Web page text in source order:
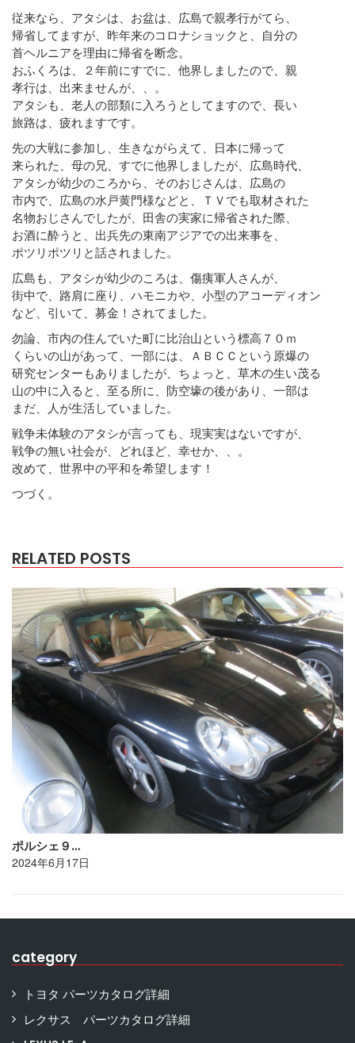
従来なら、アタシは、お盆は、広島で親孝行がてら、
帰省してますが、昨年来のコロナショックと、自分の
首ヘルニアを理由に帰省を断念。
おふくろは、２年前にすでに、他界しましたので、親
孝行は、出来ませんが、、。
アタシも、老人の部類に入ろうとしてますので、長い
旅路は、疲れますです。
先の大戦に参加し、生きながらえて、日本に帰って
来られた、母の兄、すでに他界しましたが、広島時代、
アタシが幼少のころから、そのおじさんは、広島の
市内で、広島の水戸黄門様などと、ＴＶでも取材された
名物おじさんでしたが、田舎の実家に帰省された際、
お酒に酔うと、出兵先の東南アジアでの出来事を、
ポツリポツリと話されました。
広島も、アタシが幼少のころは、傷痍軍人さんが、
街中で、路肩に座り、ハモニカや、小型のアコーディオン
など、引いて、募金！されてました。
勿論、市内の住んでいた町に比治山という標高７０ｍ
くらいの山があって、一部には、ＡＢＣＣという原爆の
研究センターもありましたが、ちょっと、草木の生い茂る
山の中に入ると、至る所に、防空壕の後があり、一部は
まだ、人が生活していました。
戦争未体験のアタシが言っても、現実実はないですが、
戦争の無い社会が、どれほど、幸せか、、。
改めて、世界中の平和を希望します！
つづく。
RELATED POSTS
ポルシェ９…
2024年6月17日
category
トヨタ パーツカタログ詳細
レクサス パーツカタログ詳細